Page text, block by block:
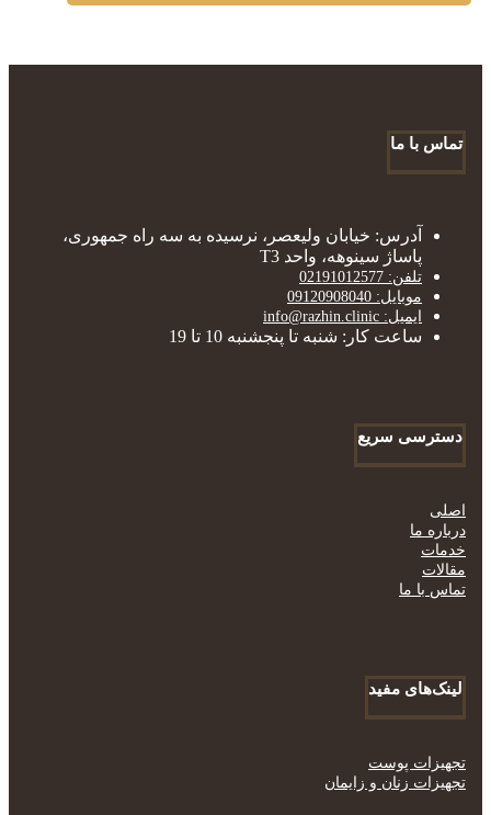
تماس با ما
آدرس: خیابان ولیعصر، نرسیده به سه راه جمهوری،
پاساژ سینوهه، واحد T3
تلفن: 02191012577
موبایل: 09120908040
ایمیل: info@razhin.clinic
ساعت کار: شنبه تا پنجشنبه 10 تا 19
دسترسی سریع
اصلی
درباره ما
خدمات
مقالات
تماس با ما
لینک‌های مفید
تجهیزات پوست
تجهیزات زنان و زایمان